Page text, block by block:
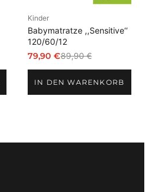
Kinder
Babymatratze ,,Sensitive‘‘
120/60/12
89,90€
Ursprünglicher
war:
79,90 €
Aktueller
ist:IN DEN WARENKORB